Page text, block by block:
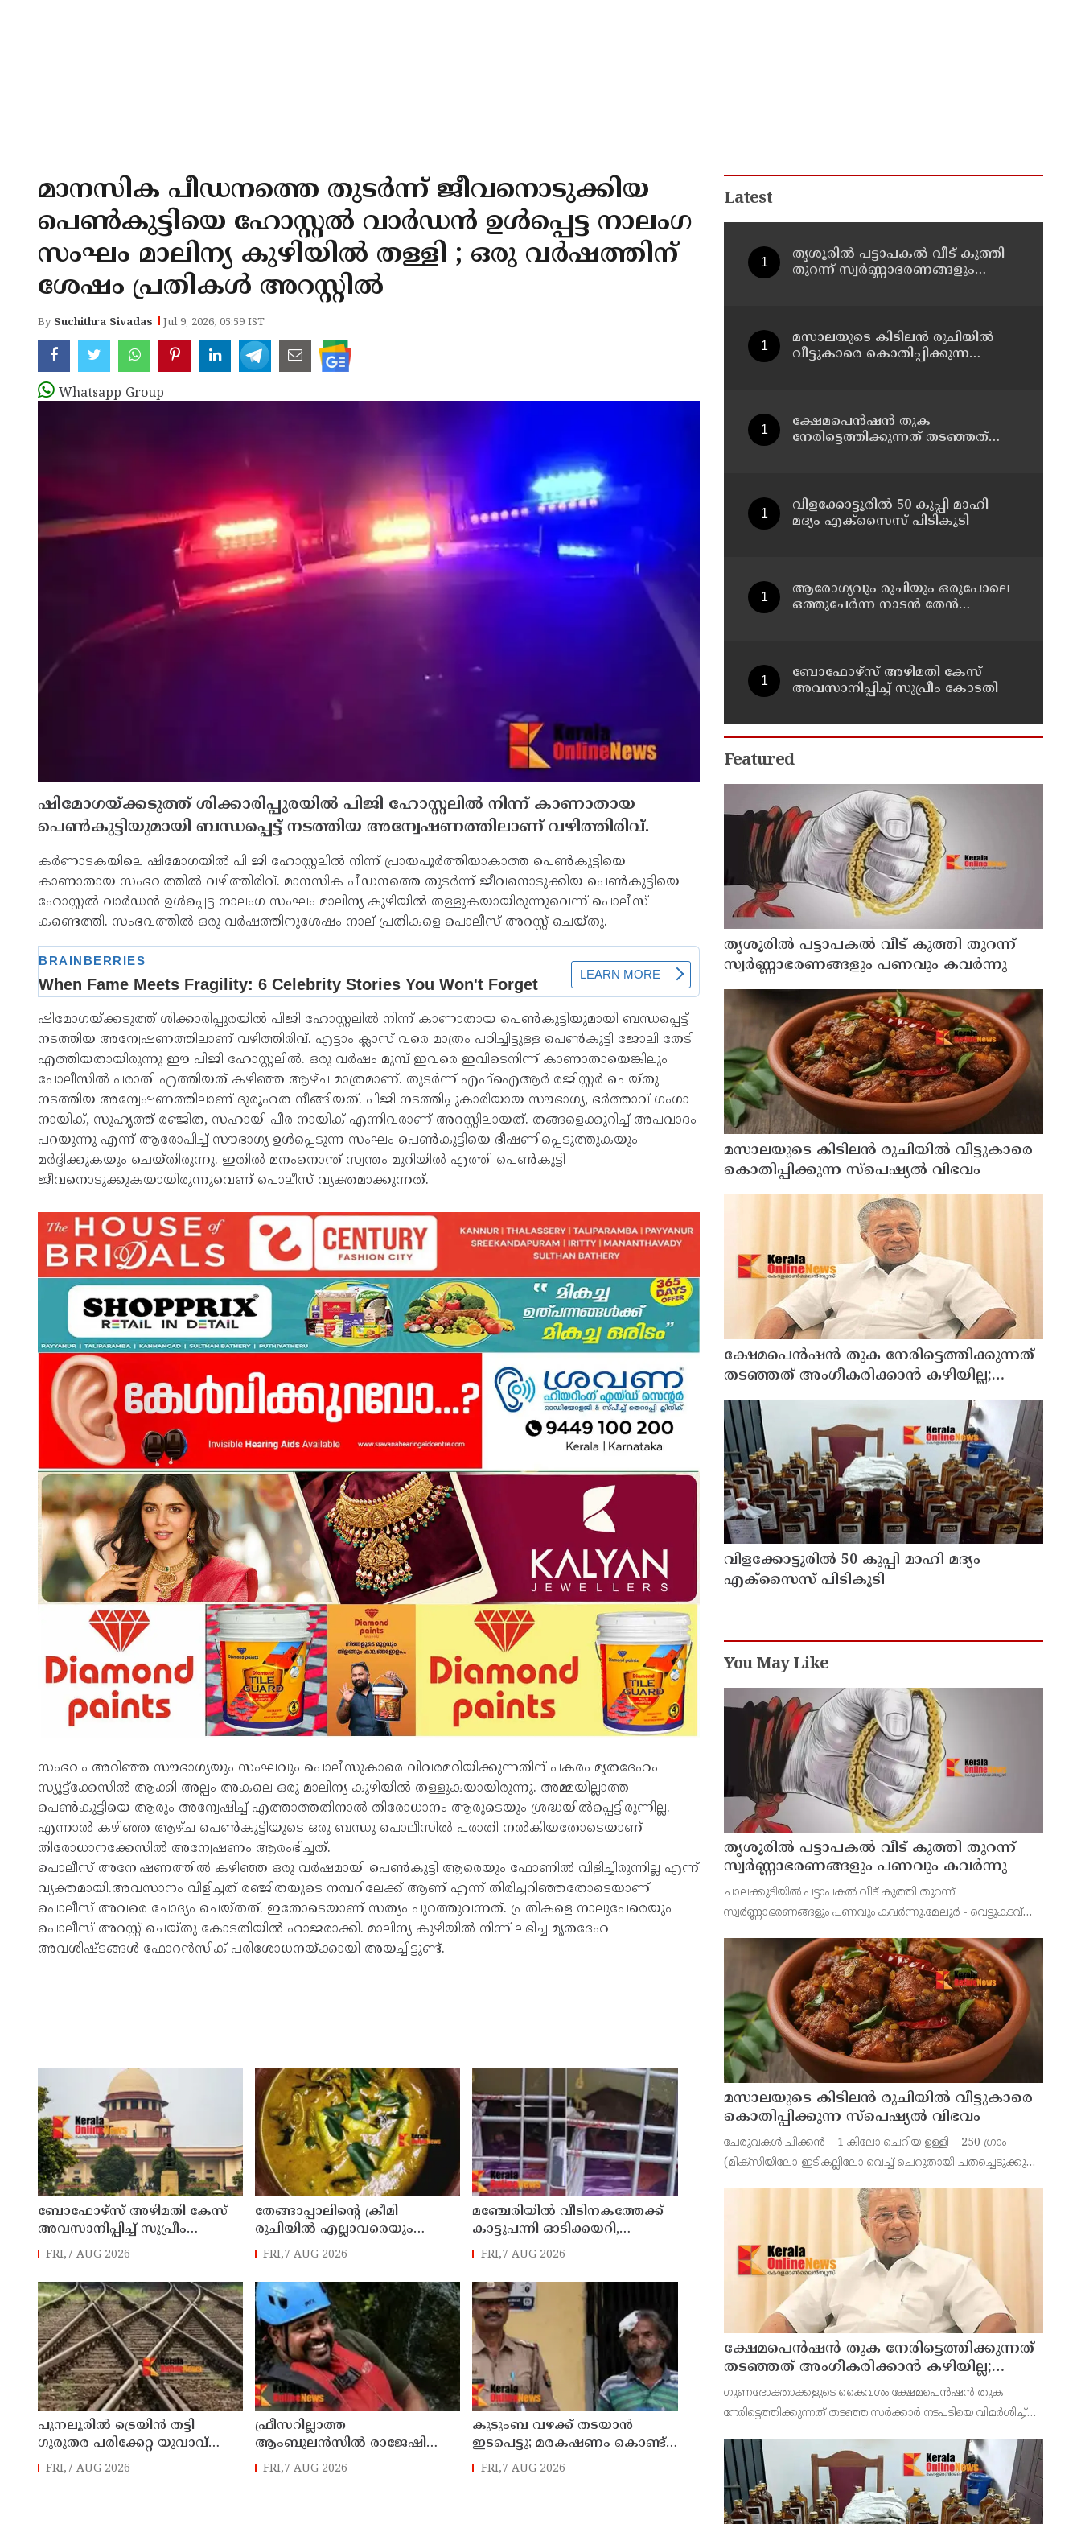
മാനസിക പീഡനത്തെ തുടര്‍ന്ന് ജീവനൊടുക്കിയ
പെണ്‍കുട്ടിയെ ഹോസ്റ്റല്‍ വാര്‍ഡന്‍ ഉള്‍പ്പെട്ട നാലംഗ
സംഘം മാലിന്യ കുഴിയില്‍ തള്ളി ; ഒരു വര്‍ഷത്തിന്
ശേഷം പ്രതികള്‍ അറസ്റ്റില്‍
By Suchithra Sivadas Jul 9, 2026, 05:59 IST
Whatsapp Group
ഷിമോഗയ്ക്കടുത്ത് ശിക്കാരിപ്പുരയില്‍ പിജി ഹോസ്റ്റലില്‍ നിന്ന് കാണാതായ
പെണ്‍കുട്ടിയുമായി ബന്ധപ്പെട്ട് നടത്തിയ അന്വേഷണത്തിലാണ് വഴിത്തിരിവ്.
കര്‍ണാടകയിലെ ഷിമോഗയില്‍ പി ജി ഹോസ്റ്റലില്‍ നിന്ന് പ്രായപൂര്‍ത്തിയാകാത്ത പെണ്‍കുട്ടിയെ
കാണാതായ സംഭവത്തില്‍ വഴിത്തിരിവ്. മാനസിക പീഡനത്തെ തുടര്‍ന്ന് ജീവനൊടുക്കിയ പെണ്‍കുട്ടിയെ
ഹോസ്റ്റല്‍ വാര്‍ഡന്‍ ഉള്‍പ്പെട്ട നാലംഗ സംഘം മാലിന്യ കുഴിയില്‍ തള്ളുകയായിരുന്നുവെന്ന് പൊലീസ്
കണ്ടെത്തി. സംഭവത്തില്‍ ഒരു വര്‍ഷത്തിനുശേഷം നാല് പ്രതികളെ പൊലീസ് അറസ്റ്റ് ചെയ്തു.
ഷിമോഗയ്ക്കടുത്ത് ശിക്കാരിപ്പുരയില്‍ പിജി ഹോസ്റ്റലില്‍ നിന്ന് കാണാതായ പെണ്‍കുട്ടിയുമായി ബന്ധപ്പെട്ട്
നടത്തിയ അന്വേഷണത്തിലാണ് വഴിത്തിരിവ്. എട്ടാം ക്ലാസ് വരെ മാത്രം പഠിച്ചിട്ടുള്ള പെണ്‍കുട്ടി ജോലി തേടി
എത്തിയതായിരുന്നു ഈ പിജി ഹോസ്റ്റലില്‍. ഒരു വര്‍ഷം മുമ്പ് ഇവരെ ഇവിടെനിന്ന് കാണാതായെങ്കിലും
പോലീസില്‍ പരാതി എത്തിയത് കഴിഞ്ഞ ആഴ്ച മാത്രമാണ്. തുടര്‍ന്ന് എഫ്‌ഐആര്‍ രജിസ്റ്റര്‍ ചെയ്തു
നടത്തിയ അന്വേഷണത്തിലാണ് ദുരൂഹത നീങ്ങിയത്. പിജി നടത്തിപ്പുകാരിയായ സൗഭാഗ്യ, ഭര്‍ത്താവ് ഗംഗാ
നായിക്, സുഹൃത്ത് രഞ്ജിത, സഹായി പീര നായിക് എന്നിവരാണ് അറസ്റ്റിലായത്. തങ്ങളെക്കുറിച്ച് അപവാദം
പറയുന്നു എന്ന് ആരോപിച്ച് സൗഭാഗ്യ ഉള്‍പ്പെടുന്ന സംഘം പെണ്‍കുട്ടിയെ ഭീഷണിപ്പെടുത്തുകയും
മര്‍ദ്ദിക്കുകയും ചെയ്തിരുന്നു. ഇതില്‍ മനംനൊന്ത് സ്വന്തം മുറിയില്‍ എത്തി പെണ്‍കുട്ടി
ജീവനൊടുക്കുകയായിരുന്നുവെണ് പൊലീസ് വ്യക്തമാക്കുന്നത്.
സംഭവം അറിഞ്ഞ സൗഭാഗ്യയും സംഘവും പൊലീസുകാരെ വിവരമറിയിക്കുന്നതിന് പകരം മൃതദേഹം
സ്യൂട്ട്‌ക്കേസില്‍ ആക്കി അല്പം അകലെ ഒരു മാലിന്യ കുഴിയില്‍ തള്ളുകയായിരുന്നു. അമ്മയില്ലാത്ത
പെണ്‍കുട്ടിയെ ആരും അന്വേഷിച്ച് എത്താത്തതിനാല്‍ തിരോധാനം ആരുടെയും ശ്രദ്ധയില്‍പ്പെട്ടിരുന്നില്ല.
എന്നാല്‍ കഴിഞ്ഞ ആഴ്ച പെണ്‍കുട്ടിയുടെ ഒരു ബന്ധു പൊലീസില്‍ പരാതി നല്‍കിയതോടെയാണ്
തിരോധാനക്കേസില്‍ അന്വേഷണം ആരംഭിച്ചത്.
പൊലീസ് അന്വേഷണത്തില്‍ കഴിഞ്ഞ ഒരു വര്‍ഷമായി പെണ്‍കുട്ടി ആരെയും ഫോണില്‍ വിളിച്ചിരുന്നില്ല എന്ന്
വ്യക്തമായി.അവസാനം വിളിച്ചത് രഞ്ജിതയുടെ നമ്പറിലേക്ക് ആണ് എന്ന് തിരിച്ചറിഞ്ഞതോടെയാണ്
പൊലീസ് അവരെ ചോദ്യം ചെയ്തത്. ഇതോടെയാണ് സത്യം പുറത്തുവന്നത്. പ്രതികളെ നാലുപേരെയും
പൊലീസ് അറസ്റ്റ് ചെയ്തു കോടതിയില്‍ ഹാജരാക്കി. മാലിന്യ കുഴിയില്‍ നിന്ന് ലഭിച്ച മൃതദേഹ
അവശിഷ്ടങ്ങള്‍ ഫോറന്‍സിക് പരിശോധനയ്ക്കായി അയച്ചിട്ടുണ്ട്.
ബോഫോഴ്സ് അഴിമതി കേസ്
അവസാനിപ്പിച്ച് സുപ്രീം
കോടതി
FRI,7 AUG 2026
തേങ്ങാപ്പാലിന്റെ ക്രീമി
രുചിയിൽ എല്ലാവരെയും
കൊതിപ്പിക്കുന്ന കറി
FRI,7 AUG 2026
മഞ്ചേരിയിൽ വീടിനകത്തേക്ക്
കാട്ടുപന്നി ഓടിക്കയറി,
രണ്ടരവയസ്സുകാരി രക്ഷപ്പെട്ടത്
FRI,7 AUG 2026
പുനലൂരിൽ ട്രെയിൻ തട്ടി
ഗുരുതര പരിക്കേറ്റ യുവാവ്
മരിച്ചു
FRI,7 AUG 2026
ഫ്രീസറില്ലാത്ത
ആംബുലൻസിൽ രാജേഷിൻ്റെ
മൃതദേഹം; വീഴ്ചയിൽ
വിശദീകരണം തേടി കണ്ണൂർ
FRI,7 AUG 2026
കുടുംബ വഴക്ക് തടയാന്‍
ഇടപെട്ടു; മരകഷണം കൊണ്ട്
പിതാവ് മർദിച്ച 17കാരിക്ക്
ദാരുണാന്ത്യം
FRI,7 AUG 2026
Latest
തൃശൂരിൽ പട്ടാപകൽ വീട് കുത്തി
തുറന്ന് സ്വർണ്ണാഭരണങ്ങളും
മസാലയുടെ കിടിലൻ രുചിയിൽ
വീട്ടുകാരെ കൊതിപ്പിക്കുന്ന
ക്ഷേമപെൻഷൻ തുക
നേരിട്ടെത്തിക്കുന്നത് തടഞ്ഞത്
പിണറായി വിജയൻ
വിളക്കോട്ടൂരിൽ 50 കുപ്പി മാഹി
മദ്യം എക്സൈസ് പിടികൂടി
ആരോഗ്യവും രുചിയും ഒരുപോലെ
ഒത്തുചേർന്ന നാടൻ തേൻ
ബോഫോഴ്സ് അഴിമതി കേസ്
അവസാനിപ്പിച്ച് സുപ്രീം കോടതി
Featured
തൃശൂരിൽ പട്ടാപകൽ വീട് കുത്തി തുറന്ന്
സ്വർണ്ണാഭരണങ്ങളും പണവും കവർന്നു
മസാലയുടെ കിടിലൻ രുചിയിൽ വീട്ടുകാരെ
കൊതിപ്പിക്കുന്ന സ്പെഷ്യൽ വിഭവം
ക്ഷേമപെൻഷൻ തുക നേരിട്ടെത്തിക്കുന്നത്
തടഞ്ഞത് അംഗീകരിക്കാൻ കഴിയില്ല;
സർക്കാരിന്റെ നടപടിയെ വിമർശിച്ച്
പ്രതിപക്ഷ നേതാവ് പിണറായി വിജയൻ
വിളക്കോട്ടൂരിൽ 50 കുപ്പി മാഹി മദ്യം
എക്സൈസ് പിടികൂടി
You May Like
തൃശൂരിൽ പട്ടാപകൽ വീട് കുത്തി തുറന്ന്
സ്വർണ്ണാഭരണങ്ങളും പണവും കവർന്നു
ചാലക്കുടിയിൽ പട്ടാപകൽ വീട് കുത്തി തുറന്ന്
സ്വർണ്ണാഭരണങ്ങളും പണവും കവർന്നു.മേലൂർ - വെട്ടുകടവ്
മസാലയുടെ കിടിലൻ രുചിയിൽ വീട്ടുകാരെ
കൊതിപ്പിക്കുന്ന സ്പെഷ്യൽ വിഭവം
ചേരുവകൾ ചിക്കൻ – 1 കിലോ ചെറിയ ഉള്ളി – 250 ഗ്രാം
(മിക്സിയിലോ ഇടികല്ലിലോ വെച്ച് ചെറുതായി ചതച്ചെടുക്കുക)
ടേബിൾ സ്പൂൺ കറിവേപ്പില, ഉപ്പ്- ആവശ്യത്തിന് തയ്യാ
ക്ഷേമപെൻഷൻ തുക നേരിട്ടെത്തിക്കുന്നത്
തടഞ്ഞത് അംഗീകരിക്കാൻ കഴിയില്ല;
സർക്കാരിന്റെ നടപടിയെ വിമർശിച്ച്
പ്രതിപക്ഷ നേതാവ് പിണറായി വിജയൻ
ഗുണഭോക്താക്കളുടെ കൈവശം ക്ഷേമപെൻഷൻ തുക
നേരിട്ടെത്തിക്കുന്നത് തടഞ്ഞ സർക്കാർ നടപടിയെ വിമർശിച്ച്
മാതൃകയായ കേരളത്തിലെ സാമൂഹ്യക്ഷേമ പെൻഷൻ വിതരണ
സംവിധാനം അട്ടിമറി